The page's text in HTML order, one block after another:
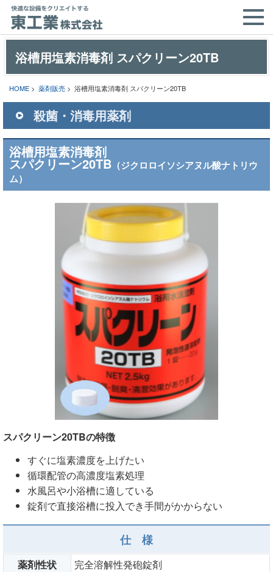
浴槽用塩素消毒剤 スパクリーン20TB
HOME > 薬剤販売 > 浴槽用塩素消毒剤 スパクリーン20TB
殺菌・消毒用薬剤
浴槽用塩素消毒剤
スパクリーン20TB （ジクロロイソシアヌル酸ナトリウ
ム）
スパクリーン20TBの特徴
すぐに塩素濃度を上げたい
循環配管の高濃度塩素処理
水風呂や小浴槽に適している
錠剤で直接浴槽に投入でき手間がかからない
仕 様
薬剤性状
完全溶解性発砲錠剤